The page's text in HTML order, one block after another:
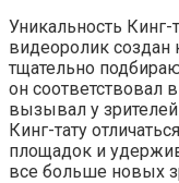
Уникальность
видеоролик
тщательно
он соответствовал
вызывал у
Кинг-тату
площадок и
все больше новых